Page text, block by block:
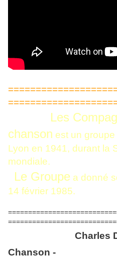
Les
chanson est un
Lyon en 1941, durant la
mondiale.
Le Groupe a donné
14 février 1985.
Charles
Chanson -